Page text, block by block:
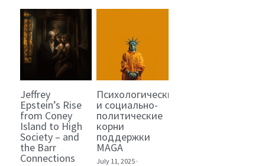
Jeffrey
Epstein’s Rise
from Coney
Island to High
Society – and
the Barr
Connections
Психологические
и социально-
политические
корни
поддержки
MAGA
July 11, 2025 ·